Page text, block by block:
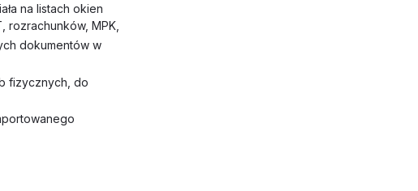
na listach okien
rozrachunków, MPK,
dokumentów w
fizycznych, do